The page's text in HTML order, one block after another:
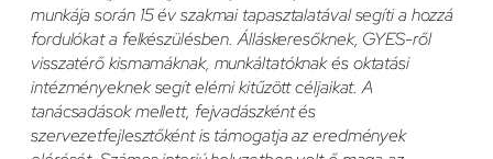
munkája során 15 év szakmai tapasztalatával segíti a hozzá
fordulókat a felkészülésben. Álláskeresőknek, GYES-ről
visszatérő kismamáknak, munkáltatóknak és oktatási
intézményeknek segít elérni kitűzött céljaikat. A
tanácsadások mellett, fejvadászként és
szervezetfejlesztőként is támogatja az eredmények